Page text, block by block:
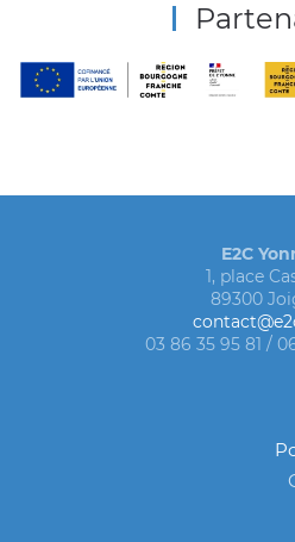
E2C
1, place
89300
03 86 35 95 81 /